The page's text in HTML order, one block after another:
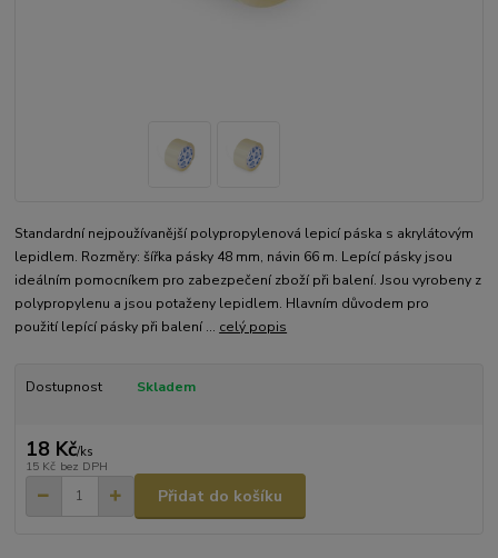
Standardní nejpoužívanější polypropylenová lepicí páska s akrylátovým
lepidlem. Rozměry: šířka pásky 48 mm, návin 66 m. Lepící pásky jsou
ideálním pomocníkem pro zabezpečení zboží při balení. Jsou vyrobeny z
polypropylenu a jsou potaženy lepidlem. Hlavním důvodem pro
použití lepící pásky při balení ... celý popis
Dostupnost Skladem
18 Kč/ks
15 Kč bez DPH
Přidat do košíku